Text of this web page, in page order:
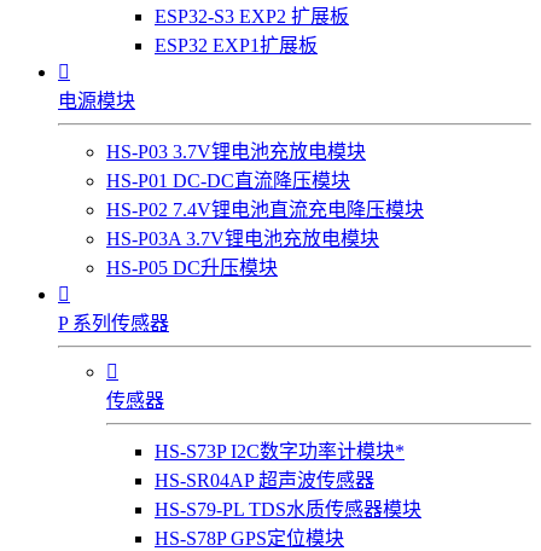
ESP32-S3 EXP2 扩展板
ESP32 EXP1扩展板

电源模块
HS-P03 3.7V锂电池充放电模块
HS-P01 DC-DC直流降压模块
HS-P02 7.4V锂电池直流充电降压模块
HS-P03A 3.7V锂电池充放电模块
HS-P05 DC升压模块

P 系列传感器

传感器
HS-S73P I2C数字功率计模块*
HS-SR04AP 超声波传感器
HS-S79-PL TDS水质传感器模块
HS-S78P GPS定位模块